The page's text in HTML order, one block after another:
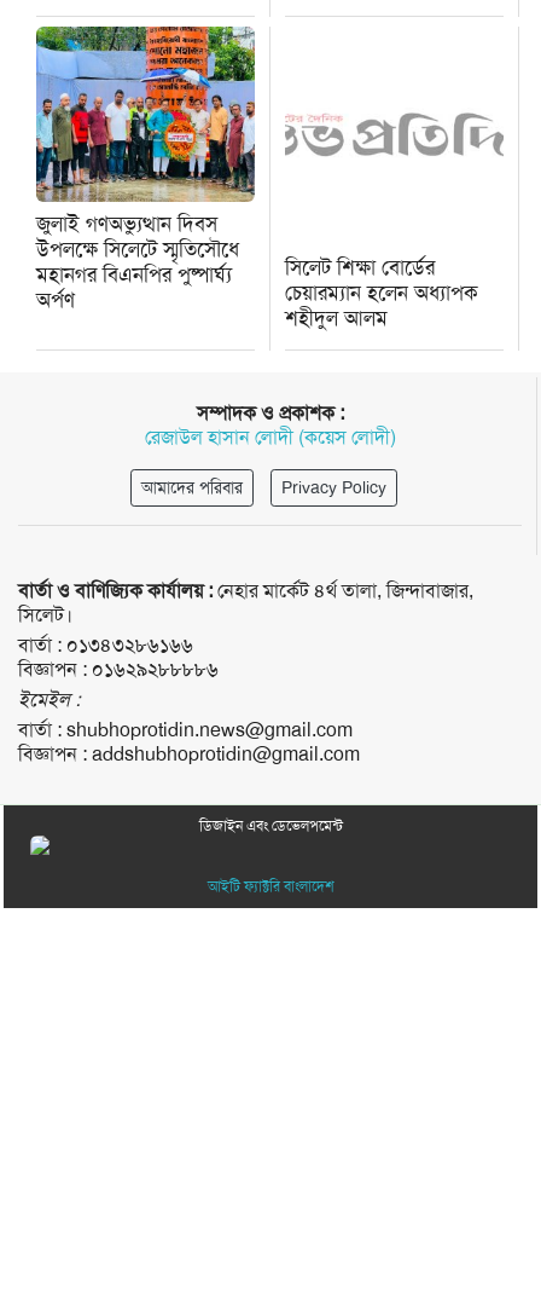
জুলাই গণঅভ্যুত্থান দিবস
উপলক্ষে সিলেটে স্মৃতিসৌধে
মহানগর বিএনপির পুষ্পার্ঘ্য
অর্পণ
সিলেট শিক্ষা বোর্ডের
চেয়ারম্যান হলেন অধ্যাপক
শহীদুল আলম
সম্পাদক ও প্রকাশক :
রেজাউল হাসান লোদী (কয়েস লোদী)
আমাদের পরিবার Privacy Policy
বার্তা ও বাণিজ্যিক কার্যালয় :নেহার মার্কেট ৪র্থ তালা, জিন্দাবাজার,
সিলেট।
বার্তা : ০১৩৪৩২৮৬১৬৬
বিজ্ঞাপন : ০১৬২৯২৮৮৮৮৬
ইমেইল :
বার্তা :shubhoprotidin.news@gmail.com
বিজ্ঞাপন :addshubhoprotidin@gmail.com
ডিজাইন এবং ডেভেলপমেন্ট
আইটি ফ্যাক্টরি বাংলাদেশ